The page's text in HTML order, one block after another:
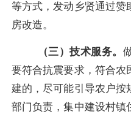
等方式，发动乡贤通过赞
房改造。
（三）技术服务。
要符合抗震要求，符合农
建的，尽可能引导农户按
部门负责，集中建设村镇